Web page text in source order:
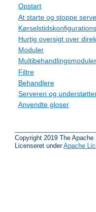
Opstart
At starte og stoppe
Hurtig oversigt over
Moduler
Filtre
Behandlere
Serveren og
Anvendte gloser
Copyright 2019 The Apache
Licenseret underApache